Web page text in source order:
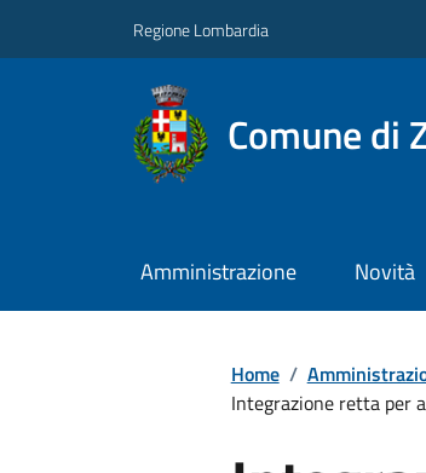
Regione Lombardia
Comune di
Amministrazione Novità
Home /
Integrazione retta per